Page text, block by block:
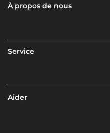
À propos de nous
Service
Aider